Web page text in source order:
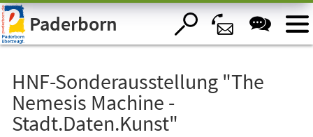
Visuelle
Assistenzsoftware
öffnen.Paderborn
HNF-Sonderausstellung "The
Nemesis Machine -
Stadt.Daten.Kunst"